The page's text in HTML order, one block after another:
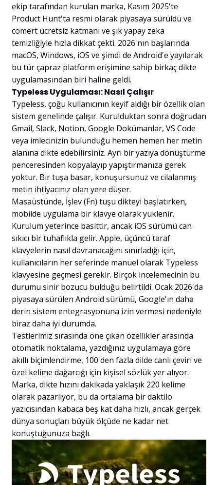
ekip tarafından kurulan marka, Kasım 2025'te
Product Hunt'ta resmi olarak piyasaya sürüldü ve
cömert ücretsiz katmanı ve şık yapay zeka
temizliğiyle hızla dikkat çekti. 2026'nın başlarında
macOS, Windows, iOS ve şimdi de Android'e yayılarak
bu tür çapraz platform erişimine sahip birkaç dikte
uygulamasından biri haline geldi.
Typeless Uygulaması: Nasıl Çalışır
Typeless, çoğu kullanıcının keyif aldığı bir özellik olan
sistem genelinde çalışır. Kurulduktan sonra doğrudan
Gmail, Slack, Notion, Google Dokümanlar, VS Code
veya imlecinizin bulunduğu hemen hemen her metin
alanına dikte edebilirsiniz. Ayrı bir yazıya dönüştürme
penceresinden kopyalayıp yapıştırmanıza gerek
yoktur. Bir tuşa basar, konuşursunuz ve cilalanmış
metin ihtiyacınız olan yere düşer.
Masaüstünde, İşlev (Fn) tuşu dikteyi başlatırken,
mobilde uygulama bir klavye olarak yüklenir.
Kurulum yeterince basittir, ancak iOS sürümü can
sıkıcı bir tuhaflıkla gelir. Apple, üçüncü taraf
klavyelerin nasıl davranacağını sınırladığı için,
kullanıcıların her seferinde manuel olarak Typeless
klavyesine geçmesi gerekir. Birçok incelemecinin bu
durumu sinir bozucu bulduğu belirtildi. Ocak 2026'da
piyasaya sürülen Android sürümü, Google'ın daha
derin sistem entegrasyonuna izin vermesi nedeniyle
biraz daha iyi durumda.
Testlerimiz sırasında öne çıkan özellikler arasında
otomatik noktalama, yazdığınız uygulamaya göre
akıllı biçimlendirme, 100'den fazla dilde canlı çeviri ve
özel kelime dağarcığı için kişisel sözlük yer alıyor.
Marka, dikte hızını dakikada yaklaşık 220 kelime
olarak pazarlıyor, bu da ortalama bir daktilo
yazıcısından kabaca beş kat daha hızlı, ancak gerçek
dünya sonuçları büyük ölçüde ne kadar net
konuştuğunuza bağlı.